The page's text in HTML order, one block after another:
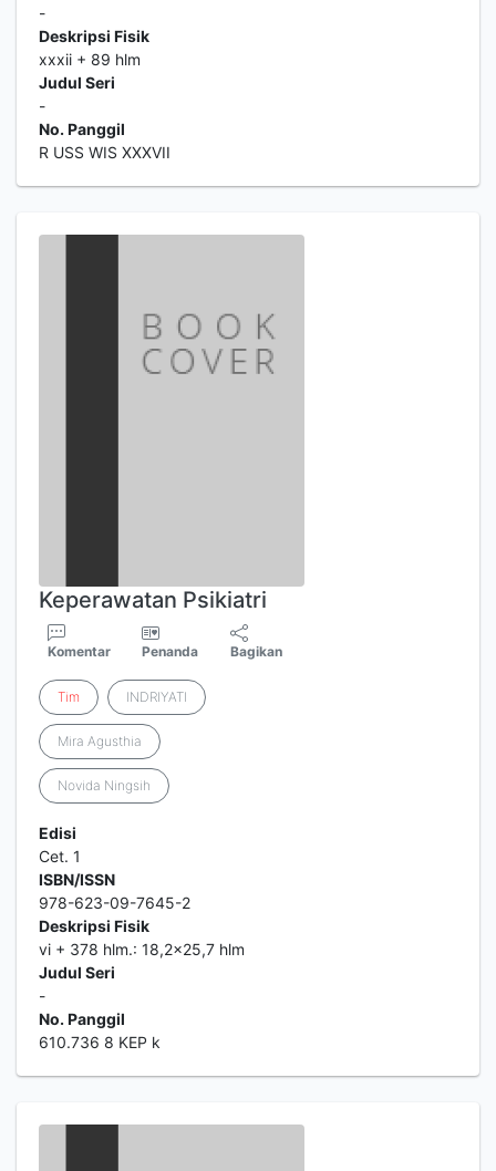
-
Deskripsi Fisik
xxxii + 89 hlm
Judul Seri
-
No. Panggil
R USS WIS XXXVII
Keperawatan Psikiatri
Komentar Penanda Bagikan
Tim INDRIYATI
Mira Agusthia
Novida Ningsih
Edisi
Cet. 1
ISBN/ISSN
978-623-09-7645-2
Deskripsi Fisik
vi + 378 hlm.: 18,2x25,7 hlm
Judul Seri
-
No. Panggil
610.736 8 KEP k